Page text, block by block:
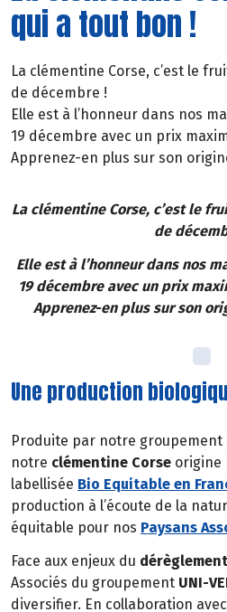
qui a tout bon !
La clémentine Corse, c’est le
de décembre !
Elle est à l’honneur dans nos
19 décembre avec un prix
Apprenez-en plus sur son
La clémentine Corse, c’est le
de
Elle est à l’honneur dans nos
19 décembre avec un prix
Apprenez-en plus sur son
Une production
Produite par notre groupement
notre clémentine Corse origine
labellisée Bio Equitable en
production à l’écoute de la
équitable pour nos Paysans
Face aux enjeux du
Associés du groupement UNI-
diversifier. En collaboration avec